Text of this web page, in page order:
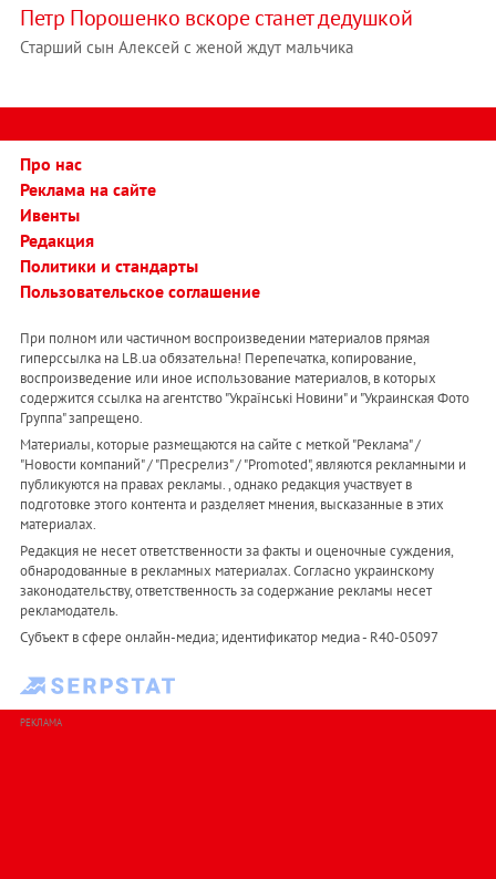
Петр Порошенко вскоре станет дедушкой
Старший сын Алексей с женой ждут мальчика
Про нас
Реклама на сайте
Ивенты
Редакция
Политики и стандарты
Пользовательское соглашение
При полном или частичном воспроизведении материалов прямая
гиперссылка на LB.ua обязательна! Перепечатка, копирование,
воспроизведение или иное использование материалов, в которых
содержится ссылка на агентство "Українськi Новини" и "Украинская Фото
Группа" запрещено.
Материалы, которые размещаются на сайте с меткой "Реклама" /
"Новости компаний" / "Пресрелиз" / "Promoted", являются рекламными и
публикуются на правах рекламы. , однако редакция участвует в
подготовке этого контента и разделяет мнения, высказанные в этих
материалах.
Редакция не несет ответственности за факты и оценочные суждения,
обнародованные в рекламных материалах. Согласно украинскому
законодательству, ответственность за содержание рекламы несет
рекламодатель.
Субъект в сфере онлайн-медиа; идентификатор медиа - R40-05097
РЕКЛАМА